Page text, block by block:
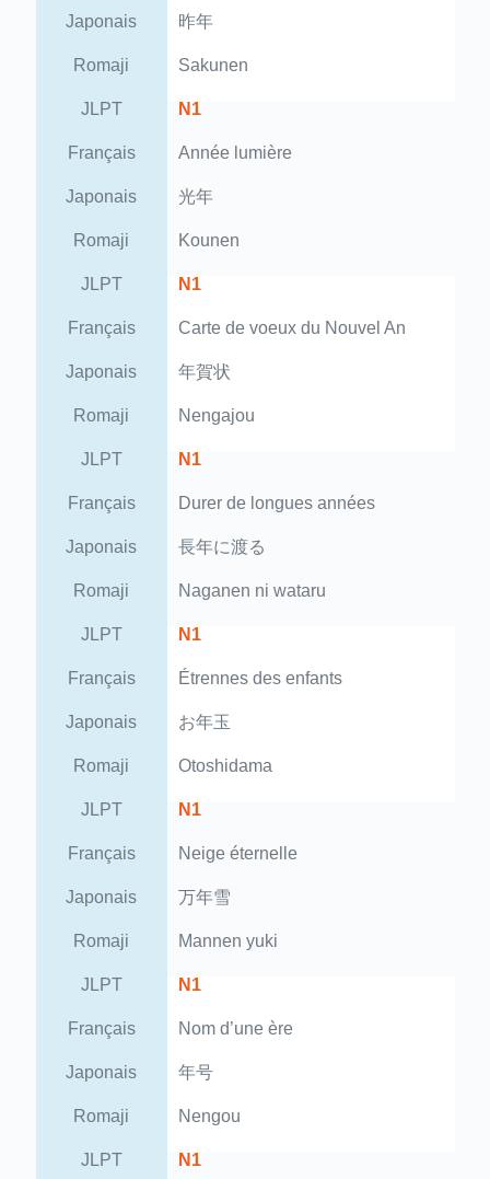
Japonais 昨年
Romaji Sakunen
JLPT N1
Français Année lumière
Japonais 光年
Romaji Kounen
JLPT N1
Français Carte de voeux du Nouvel An
Japonais 年賀状
Romaji Nengajou
JLPT N1
Français Durer de longues années
Japonais 長年に渡る
Romaji Naganen ni wataru
JLPT N1
Français Étrennes des enfants
Japonais お年玉
Romaji Otoshidama
JLPT N1
Français Neige éternelle
Japonais 万年雪
Romaji Mannen yuki
JLPT N1
Français Nom d’une ère
Japonais 年号
Romaji Nengou
JLPT N1